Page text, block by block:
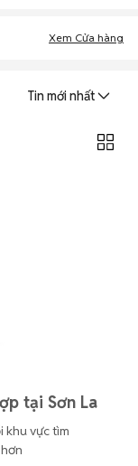
Xem Cửa hàng
Tin mới nhất
tại Sơn La
khu vực tìm